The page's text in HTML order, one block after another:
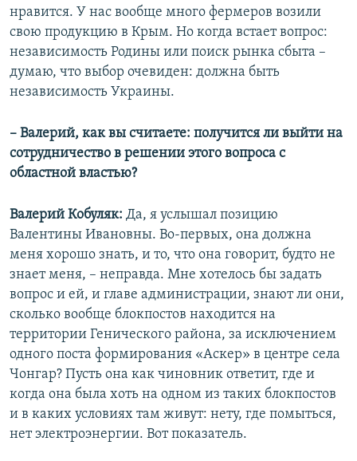
нравится. У нас вообще много фермеров возили
свою продукцию в Крым. Но когда встает вопрос:
независимость Родины или поиск рынка сбыта –
думаю, что выбор очевиден: должна быть
независимость Украины.
– Валерий, как вы считаете: получится ли выйти на
сотрудничество в решении этого вопроса с
областной властью?
Валерий Кобуляк: Да, я услышал позицию
Валентины Ивановны. Во-первых, она должна
меня хорошо знать, и то, что она говорит, будто не
знает меня, – неправда. Мне хотелось бы задать
вопрос и ей, и главе администрации, знают ли они,
сколько вообще блокпостов находится на
территории Генического района, за исключением
одного поста формирования «Аскер» в центре села
Чонгар? Пусть она как чиновник ответит, где и
когда она была хоть на одном из таких блокпостов
и в каких условиях там живут: нету, где помыться,
нет электроэнергии. Вот показатель.